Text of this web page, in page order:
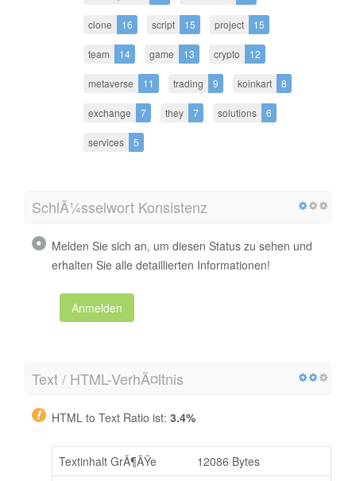
clone 16 script 15 project 15
team 14 game 13 crypto 12
metaverse 11 trading 9 koinkart 8
exchange 7 they 7 solutions 6
services 5
SchlÃ¼sselwort Konsistenz
Melden Sie sich an, um diesen Status zu sehen und
erhalten Sie alle detaillierten Informationen!
Anmelden
Text / HTML-VerhÃ¤ltnis
HTML to Text Ratio ist: 3.4%
Textinhalt GrÃ¶ÃŸe
12086 Bytes